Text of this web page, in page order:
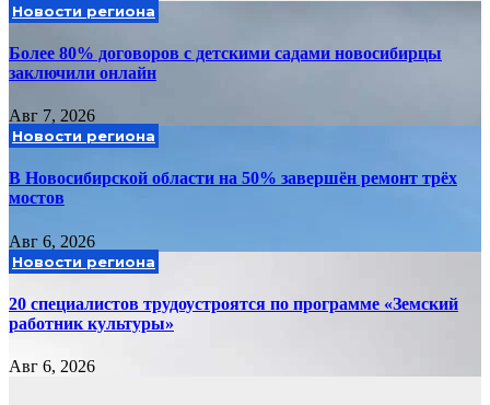
Новости региона
Более 80% договоров с детскими садами новосибирцы
заключили онлайн
Авг 7, 2026
Новости региона
В Новосибирской области на 50% завершён ремонт трёх
мостов
Авг 6, 2026
Новости региона
20 специалистов трудоустроятся по программе «Земский
работник культуры»
Авг 6, 2026